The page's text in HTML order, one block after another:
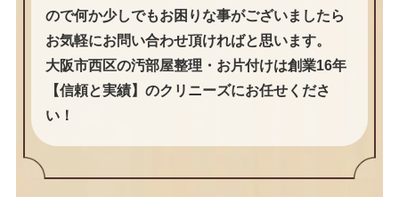
ので何か少しでもお困りな事がございましたら
お気軽にお問い合わせ頂ければと思います。
大阪市西区の汚部屋整理・お片付けは創業16年
【信頼と実績】のクリニーズにお任せくださ
い！